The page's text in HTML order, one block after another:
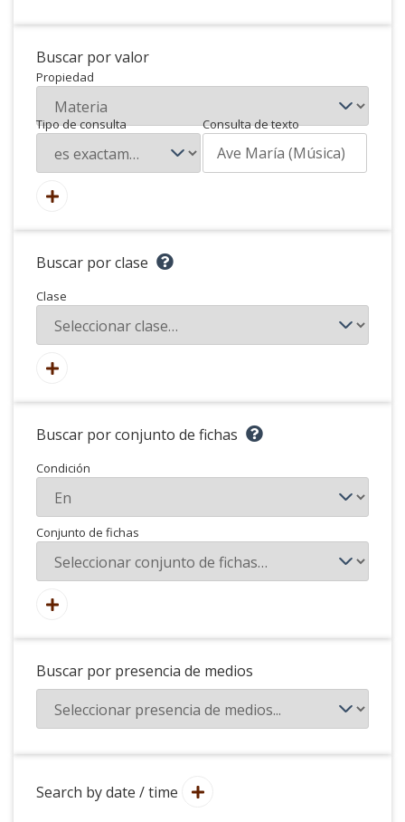
Buscar por valor
Propiedad
Tipo de consulta Consulta de texto
Buscar por clase
Clase
Buscar por conjunto de fichas
Condición
Conjunto de fichas
Buscar por presencia de medios
Search by date / time